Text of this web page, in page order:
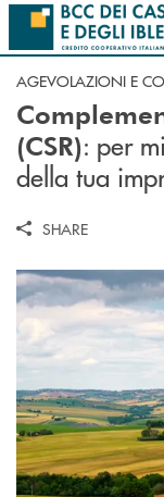
Salta al contenuto
AGEVOLAZIONI E
(CSR): per
della tua
SHARE